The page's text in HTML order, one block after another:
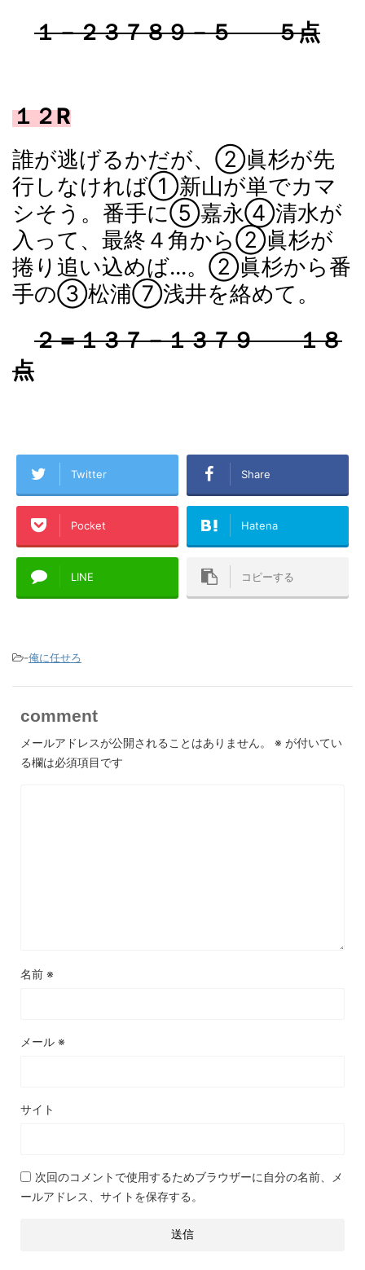
１－２３７８９－５ ５点
１２R
誰が逃げるかだが、②眞杉が先
行しなければ①新山が単でカマ
シそう。番手に⑤嘉永④清水が
入って、最終４角から②眞杉が
捲り追い込めば...。②眞杉から番
手の③松浦⑦浅井を絡めて。
２＝１３７－１３７９ １８
点
Twitter Share
Pocket Hatena
LINE コピーする
-俺に任せろ
comment
メールアドレスが公開されることはありません。 ※ が付いてい
る欄は必須項目です
名前 ※
メール ※
サイト
次回のコメントで使用するためブラウザーに自分の名前、メ
ールアドレス、サイトを保存する。